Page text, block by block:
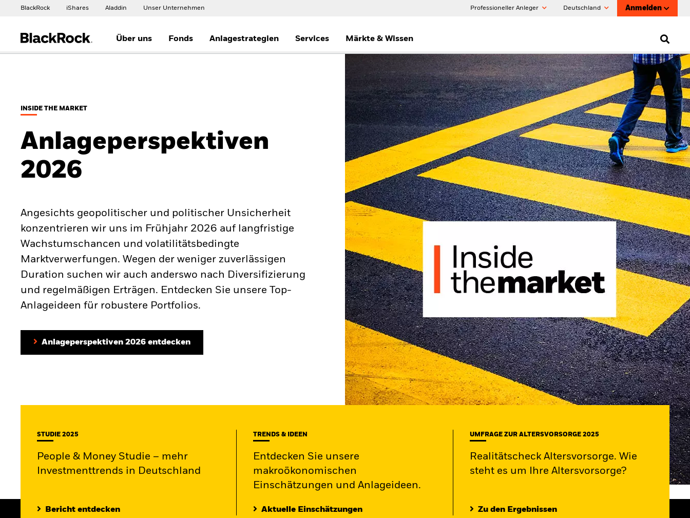
BlackRock iShares Aladdin Unser Unternehmen Professioneller Anleger Deutschland Anmelden
Über uns Fonds Anlagestrategien Services Märkte & Wissen
INSIDE THE MARKET
Anlageperspektiven
2026
Angesichts geopolitischer und politischer Unsicherheit
konzentrieren wir uns im Frühjahr 2026 auf langfristige
Wachstumschancen und volatilitätsbedingte
Marktverwerfungen. Wegen der weniger zuverlässigen
Duration suchen wir auch anderswo nach Diversifizierung
und regelmäßigen Erträgen. Entdecken Sie unsere Top-
Anlageideen für robustere Portfolios.
Anlageperspektiven 2026 entdecken
STUDIE 2025
People & Money Studie – mehr
Investmenttrends in Deutschland
Bericht entdecken
TRENDS & IDEEN
Entdecken Sie unsere
makroökonomischen
Einschätzungen und Anlageideen.
Aktuelle Einschätzungen
UMFRAGE ZUR ALTERSVORSORGE 2025
Realitätscheck Altersvorsorge. Wie
steht es um Ihre Altersvorsorge?
Zu den Ergebnissen